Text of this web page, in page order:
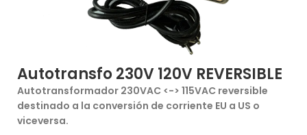
Autotransfo 230V 120V REVERSIBLE
Autotransformador 230VAC <-> 115VAC reversible
destinado a la conversión de corriente EU a US o
viceversa.